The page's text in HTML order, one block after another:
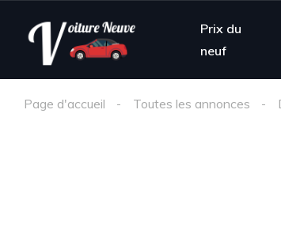
Prix du
neuf
Page d'accueil Toutes les annonces